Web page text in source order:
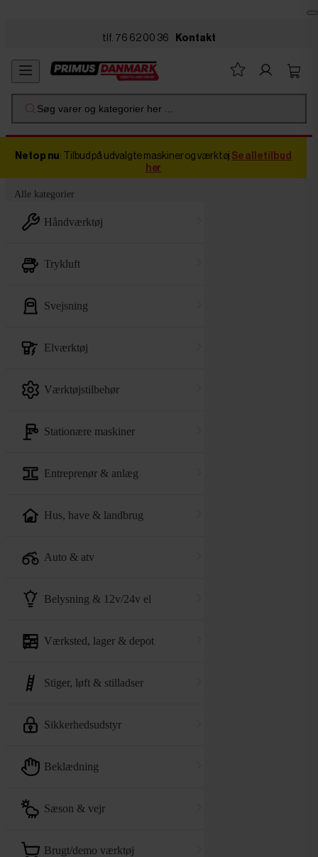
tlf. 76 62 00 36 Kontakt
Søg varer og kategorier her ...
Netop nu: Tilbud på udvalgte maskiner og værktøj Se alle tilbud
her
Alle kategorier
håndværktøj
trykluft
svejsning
elværktøj
værktøjstilbehør
stationære maskiner
entreprenør & anlæg
hus, have & landbrug
auto & atv
belysning & 12v/24v el
værksted, lager & depot
stiger, løft & stilladser
sikkerhedsudstyr
beklædning
sæson & vejr
brugt/demo værktøj